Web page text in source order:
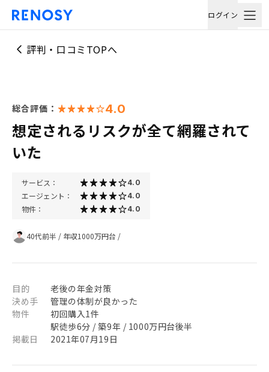
ログイン
評判・口コミTOPへ
総合評価： 4.0
想定されるリスクが全て網羅されて
いた
サービス： 4.0
エージェント： 4.0
物件： 4.0
40代前半 / 年収1000万円台 /
目的
老後の年金対策
決め手
管理の体制が良かった
物件
初回購入1件
駅徒歩6分 / 築9年 / 1000万円台後半
掲載日
2021年07月19日